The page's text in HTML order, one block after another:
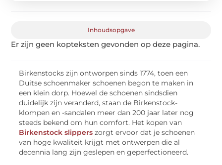
Inhoudsopgave
Er zijn geen kopteksten gevonden op deze pagina.
Birkenstocks zijn ontworpen sinds 1774, toen een
Duitse schoenmaker schoenen begon te maken in
een klein dorp. Hoewel de schoenen sindsdien
duidelijk zijn veranderd, staan de Birkenstock-
klompen en -sandalen meer dan 200 jaar later nog
steeds bekend om hun comfort. Het kopen van
Birkenstock slippers zorgt ervoor dat je schoenen
van hoge kwaliteit krijgt met ontwerpen die al
decennia lang zijn geslepen en geperfectioneerd.